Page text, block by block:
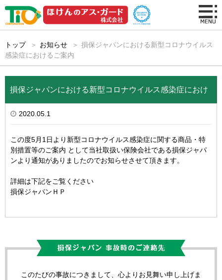
トップ お知らせ
損保ジャパンにおける新型コロナウイルス
感染症におけるご案内
損保ジャパンにおける新型コロナウイルス感染症におけ
るご案内
2020.05.1
この度5月1日より 新型コロナウイルス感染症に関する商品・特
別措置等のご案内 として当社取扱い保険会社である損保ジャパ
ンより通知がありましたのでお知らせさせて頂きます。
詳細は下記をご覧ください
損保ジャパンＨＰ
このたびの事故につきまして、心よりお見舞い申し上げま